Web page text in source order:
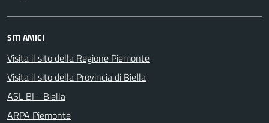
SITI AMICI
Visita il sito della Regione Piemonte
Visita il sito della Provincia di Biella
ASL BI - Biella
ARPA Piemonte